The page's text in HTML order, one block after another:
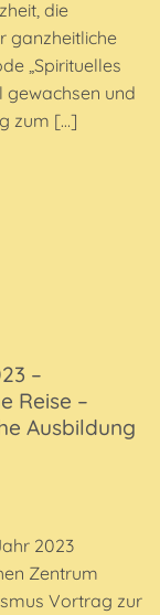
die
ganzheitliche
„Spirituelles
gewachsen und
zum […]
–
Reise –
Ausbildung
2023
Zentrum
Vortrag zur